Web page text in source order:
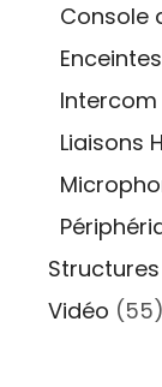
Console
Enceintes
Intercom
Liaisons
Vidéo (55)